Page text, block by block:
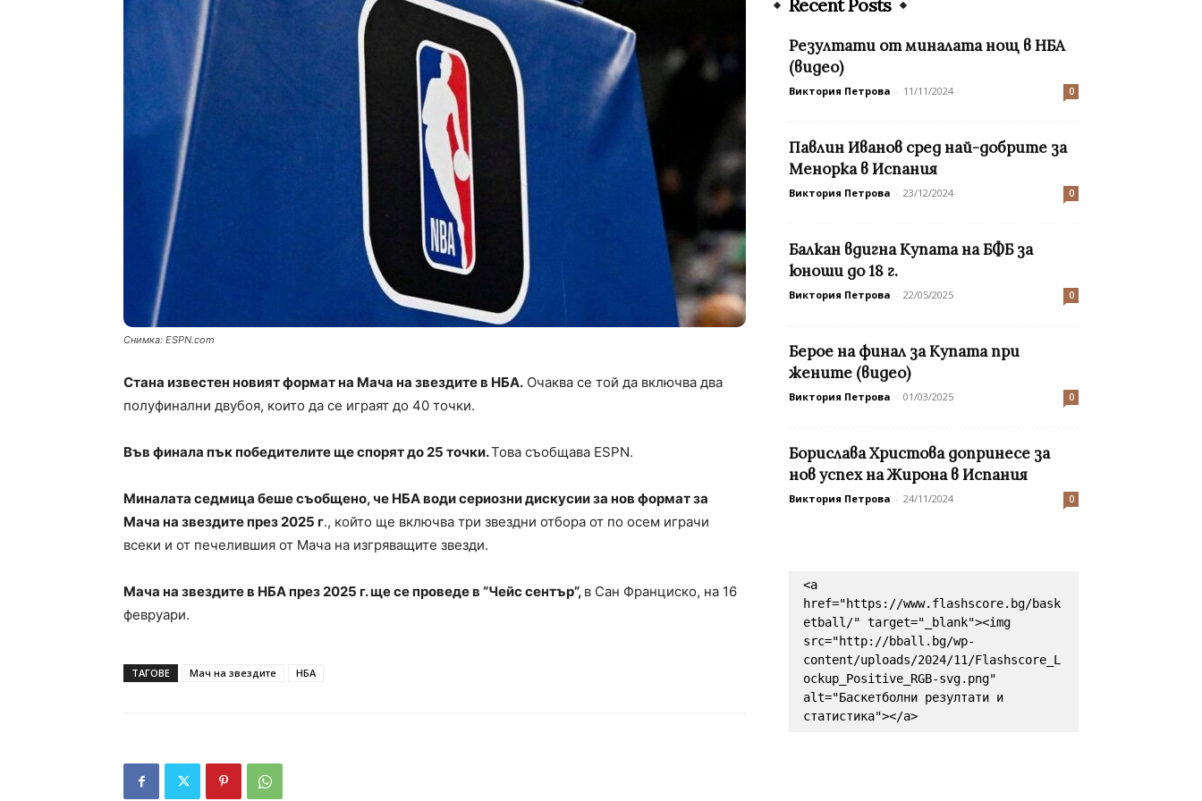
Снимка: ЕSPN.com
Стана известен новият формат на Мача на звездите в НБА. Очаква се той да включва два
полуфинални двубоя, които да се играят до 40 точки.
Във финала пък победителите ще спорят до 25 точки.Това съобщава ESPN.
Миналата седмица беше съобщено, че НБА води сериозни дискусии за нов формат за
Мача на звездите през 2025 г., който ще включва три звездни отбора от по осем играчи
всеки и от печелившия от Мача на изгряващите звезди.
Мача на звездите в НБА през 2025 г. ще се проведе в “Чейс сентър”, в Сан Франциско, на 16
февруари.
ТАГОВЕ Мач на звездите НБА
Recent Posts
Резултати от миналата нощ в НБА
(видео)
Виктория Петрова - 11/11/2024 0
Павлин Иванов сред най-добрите за
Менорка в Испания
Виктория Петрова - 23/12/2024 0
Балкан вдигна Купата на БФБ за
юноши до 18 г.
Виктория Петрова - 22/05/2025 0
Берое на финал за Купата при
жените (видео)
Виктория Петрова - 01/03/2025 0
Борислава Христова допринесе за
нов успех на Жирона в Испания
Виктория Петрова - 24/11/2024 0
<a
href="https://www.flashscore.bg/bask
etball/" target="_blank"><img
src="http://bball.bg/wp-
content/uploads/2024/11/Flashscore_L
ockup_Positive_RGB-svg.png"
alt="Баскетболни резултати и
статистика"></a>